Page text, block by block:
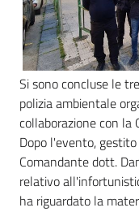
Si sono concluse le
polizia ambientale
collaborazione con la
Dopo l'evento,
Comandante dott.
relativo
ha riguardato la